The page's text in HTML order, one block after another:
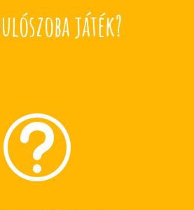
játék?
t